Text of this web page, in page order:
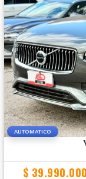
AUTOMATICO
$ 39.990.000